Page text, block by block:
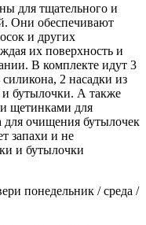
для тщательного и
Они обеспечивают
и других
их поверхность и
В комплекте идут 3
2 насадки из
бутылочки. А также
щетинками для
для очищения бутылочек
запахи и не
и бутылочки
понедельник / среда /